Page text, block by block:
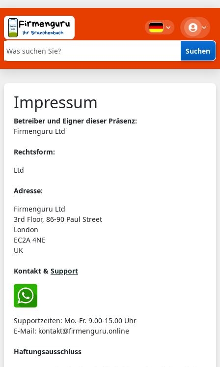
Stichwortsuche Suchen
Impressum
Betreiber und Eigner dieser Präsenz:
Firmenguru Ltd
Rechtsform:
Ltd
Adresse:
Firmenguru Ltd
3rd Floor, 86-90 Paul Street
London
EC2A 4NE
UK
Kontakt & Support
Supportzeiten: Mo.-Fr. 9.00-15.00 Uhr
E-Mail: kontakt@firmenguru.online
Haftungsausschluss